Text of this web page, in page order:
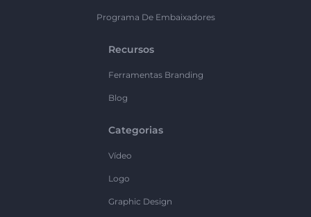
Programa De Embaixadores
Recursos
Ferramentas Branding
Blog
Categorias
Vídeo
Logo
Graphic Design